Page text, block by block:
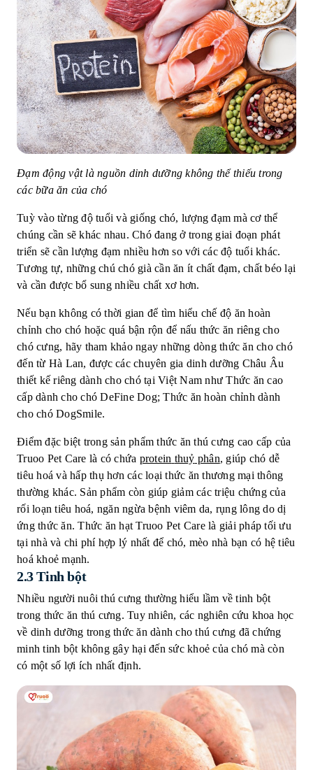
Đạm động vật là nguồn dinh dưỡng không thể thiếu trong
các bữa ăn của chó
Tuỳ vào từng độ tuổi và giống chó, lượng đạm mà cơ thể
chúng cần sẽ khác nhau. Chó đang ở trong giai đoạn phát
triển sẽ cần lượng đạm nhiều hơn so với các độ tuổi khác.
Tương tự, những chú chó già cần ăn ít chất đạm, chất béo lại
và cần được bổ sung nhiều chất xơ hơn.
Nếu bạn không có thời gian để tìm hiểu chế độ ăn hoàn
chỉnh cho chó hoặc quá bận rộn để nấu thức ăn riêng cho
chó cưng, hãy tham khảo ngay những dòng thức ăn cho chó
đến từ Hà Lan, được các chuyên gia dinh dưỡng Châu Âu
thiết kế riêng dành cho chó tại Việt Nam như Thức ăn cao
cấp dành cho chó DeFine Dog; Thức ăn hoàn chỉnh dành
cho chó DogSmile.
Điểm đặc biệt trong sản phẩm thức ăn thú cưng cao cấp của
Truoo Pet Care là có chứa protein thuỷ phân, giúp chó dễ
tiêu hoá và hấp thụ hơn các loại thức ăn thương mại thông
thường khác. Sản phẩm còn giúp giảm các triệu chứng của
rối loạn tiêu hoá, ngăn ngừa bệnh viêm da, rụng lông do dị
ứng thức ăn. Thức ăn hạt Truoo Pet Care là giải pháp tối ưu
tại nhà và chi phí hợp lý nhất để chó, mèo nhà bạn có hệ tiêu
hoá khoẻ mạnh.
2.3 Tinh bột
Nhiều người nuôi thú cưng thường hiểu lầm về tinh bột
trong thức ăn thú cưng. Tuy nhiên, các nghiên cứu khoa học
về dinh dưỡng trong thức ăn dành cho thú cưng đã chứng
minh tinh bột không gây hại đến sức khoẻ của chó mà còn
có một số lợi ích nhất định.